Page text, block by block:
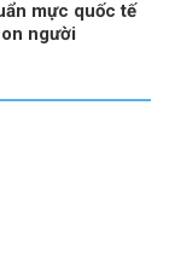
mực quốc tế
người